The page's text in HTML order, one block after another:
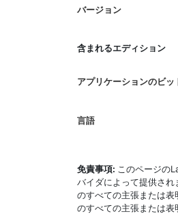
バージョン
含まれるエディション
アプリケーションのビッ
言語
免責事項: このページの
バイダによって提供さ
のすべての主張または
のすべての主張または表